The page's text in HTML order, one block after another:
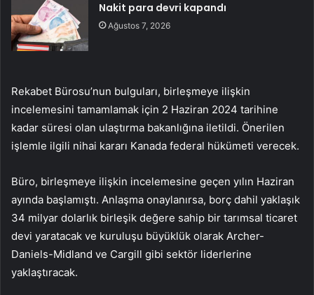
Nakit para devri kapandı
Ağustos 7, 2026
Rekabet Bürosu’nun bulguları, birleşmeye ilişkin
incelemesini tamamlamak için 2 Haziran 2024 tarihine
kadar süresi olan ulaştırma bakanlığına iletildi. Önerilen
işlemle ilgili nihai kararı Kanada federal hükümeti verecek.
Büro, birleşmeye ilişkin incelemesine geçen yılın Haziran
ayında başlamıştı. Anlaşma onaylanırsa, borç dahil yaklaşık
34 milyar dolarlık birleşik değere sahip bir tarımsal ticaret
devi yaratacak ve kuruluşu büyüklük olarak Archer-
Daniels-Midland ve Cargill gibi sektör liderlerine
yaklaştıracak.